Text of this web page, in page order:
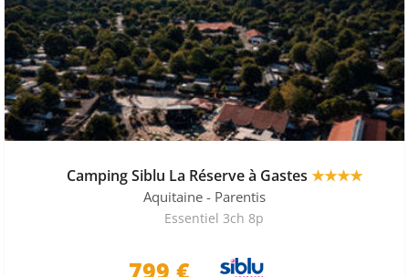
Camping Siblu La Réserve à Gastes ★★★★
Aquitaine - Parentis
Essentiel 3ch 8p
799 €